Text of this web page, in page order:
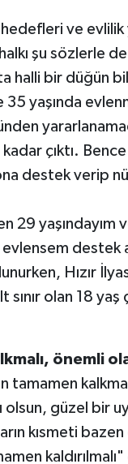
ve
şu sözlerle
halli bir düğün
yaşında
çıktı.
destek verip
29 yaşındayım
destek
Hızır
sınır olan 18
önemli
tamamen
güzel bir
kısmeti